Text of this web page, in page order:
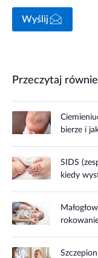
Wyślij
Przeczytaj
bierze i
SIDS
kiedy